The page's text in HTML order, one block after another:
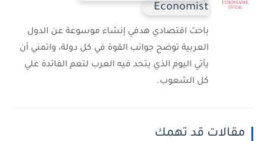
Economist
باحث اقتصادي هدفي إنشاء موسوعة عن الدول
العربية توضح جوانب القوة في كل دولة، واتمني أن
يأتي اليوم الذي يتحد فيه العرب لتعم الفائدة علي
كل الشعوب.
مقالات قد تهمك